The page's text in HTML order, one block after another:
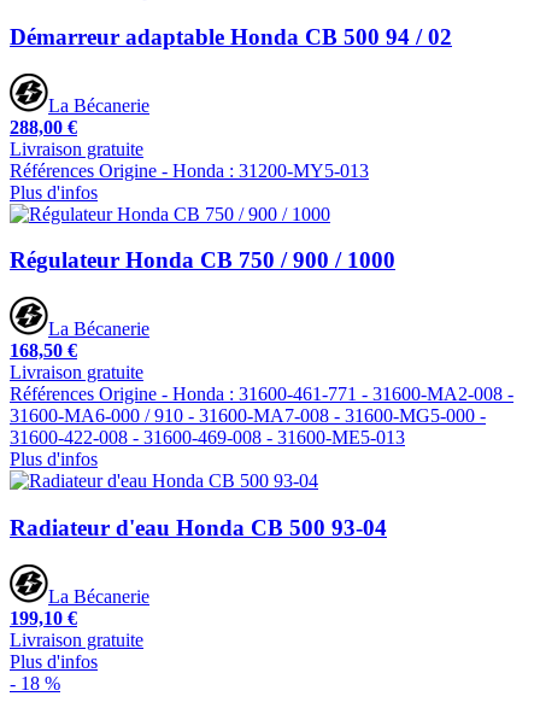
Démarreur adaptable Honda CB 500 94 / 02
La Bécanerie
288,00 €
Livraison gratuite
Références Origine - Honda : 31200-MY5-013
Plus d'infos
Régulateur Honda CB 750 / 900 / 1000
La Bécanerie
168,50 €
Livraison gratuite
Références Origine - Honda : 31600-461-771 - 31600-MA2-008 -
31600-MA6-000 / 910 - 31600-MA7-008 - 31600-MG5-000 -
31600-422-008 - 31600-469-008 - 31600-ME5-013
Plus d'infos
Radiateur d'eau Honda CB 500 93-04
La Bécanerie
199,10 €
Livraison gratuite
Plus d'infos
- 18 %